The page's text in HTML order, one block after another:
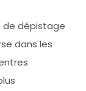
de dépistage
dans les